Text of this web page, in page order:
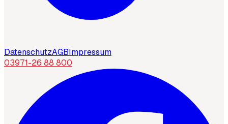
DatenschutzAGBImpressum
03971-26 88 800